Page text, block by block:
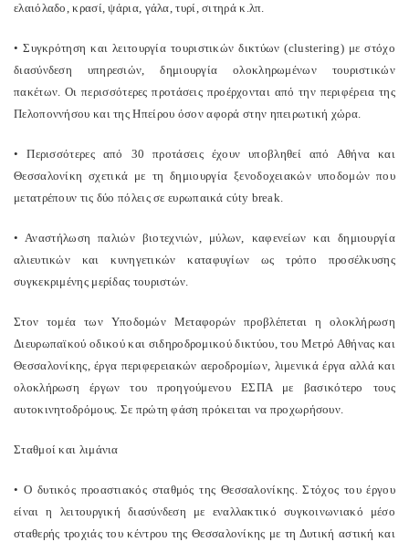
ελαιόλαδο, κρασί, ψάρια, γάλα, τυρί, σιτηρά κ.λπ.
• Συγκρότηση και λειτουργία τουριστικών δικτύων (clustering) με στόχο
διασύνδεση υπηρεσιών, δημιουργία ολοκληρωμένων τουριστικών
πακέτων. Οι περισσότερες προτάσεις προέρχονται από την περιφέρεια της
Πελοποννήσου και της Ηπείρου όσον αφορά στην ηπειρωτική χώρα.
• Περισσότερες από 30 προτάσεις έχουν υποβληθεί από Αθήνα και
Θεσσαλονίκη σχετικά με τη δημιουργία ξενοδοχειακών υποδομών που
μετατρέπουν τις δύο πόλεις σε ευρωπαικά cύty break.
• Αναστήλωση παλιών βιοτεχνιών, μύλων, καφενείων και δημιουργία
αλιευτικών και κυνηγετικών καταφυγίων ως τρόπο προσέλκυσης
συγκεκριμένης μερίδας τουριστών.
Στον τομέα των Υποδομών Μεταφορών προβλέπεται η oλοκλήρωση
Διευρωπαϊκού οδικού και σιδηροδρομικού δικτύου, του Μετρό Αθήνας και
Θεσσαλονίκης, έργα περιφερειακών αεροδρομίων, λιμενικά έργα αλλά και
ολοκλήρωση έργων του προηγούμενου ΕΣΠΑ με βασικότερο τους
αυτοκινητοδρόμους. Σε πρώτη φάση πρόκειται να προχωρήσουν.
Σταθμοί και λιμάνια
• O δυτικός προαστιακός σταθμός της Θεσσαλονίκης. Στόχος του έργου
είναι η λειτουργική διασύνδεση με εναλλακτικό συγκοινωνιακό μέσο
σταθερής τροχιάς του κέντρου της Θεσσαλονίκης με τη Δυτική αστική και